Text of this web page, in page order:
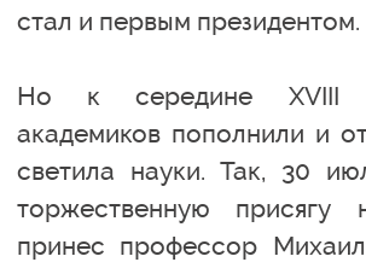
стал и первым президентом.
Но к середине XVIII
академиков пополнили и
светила науки. Так, 30
торжественную присягу
принес профессор